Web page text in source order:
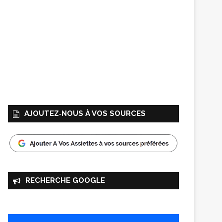
AJOUTEZ‑NOUS À VOS SOURCES
RECHERCHE GOOGLE